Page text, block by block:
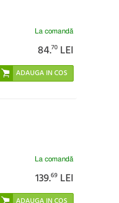
La comandă
84.70 LEI
La comandă
139.69 LEI